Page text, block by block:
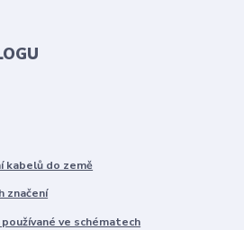
kabelů do země
značení
ve schématech